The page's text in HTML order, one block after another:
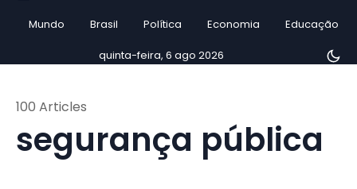
Mundo Brasil Política Economia Educação
quinta-feira, 6 ago 2026
segurança pública
100 Articles